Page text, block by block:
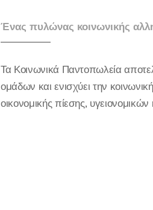
Ένας πυλώνας κοινωνικής
Τα Κοινωνικά Παντοπωλεία
ομάδων και ενισχύει την
οικονομικής πίεσης,